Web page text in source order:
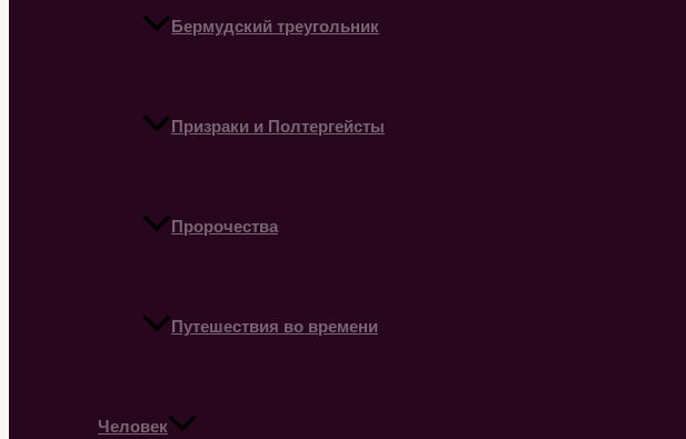
Бермудский треугольник
Призраки и Полтергейсты
Пророчества
Путешествия во времени
Человек